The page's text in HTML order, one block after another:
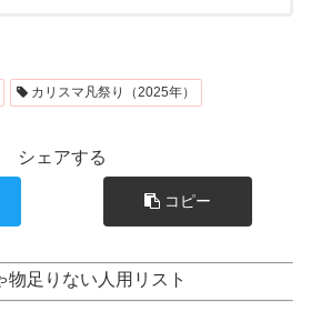
カリスマ凡祭り（2025年）
シェアする
コピー
物足りない人用リスト